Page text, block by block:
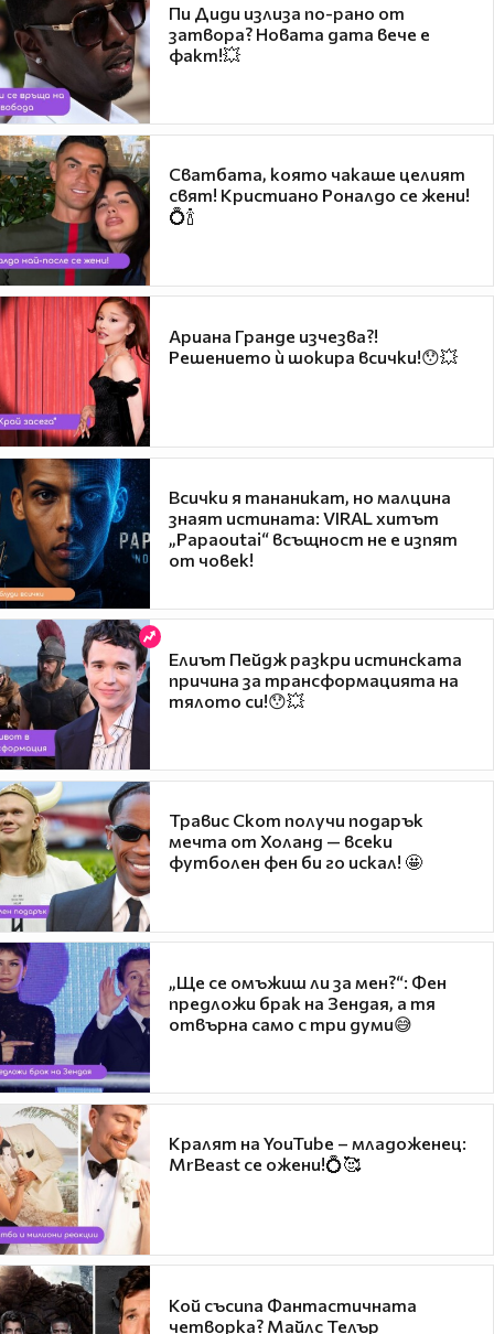
Пи Диди излиза по-рано от
затвора? Новата дата вече е
факт!💥
Сватбата, която чакаше целият
свят! Кристиано Роналдо се жени!
💍🍾
Ариана Гранде изчезва?!
Решението ѝ шокира всички!😯💥
Всички я тананикат, но малцина
знаят истината: VIRAL хитът
„Papaoutai“ всъщност не е изпят
от човек!
Елиът Пейдж разкри истинската
причина за трансформацията на
тялото си!😯💥
Травис Скот получи подарък
мечта от Холанд — всеки
футболен фен би го искал! 🤩
„Ще се омъжиш ли за мен?“: Фен
предложи брак на Зендая, а тя
отвърна само с три думи😅
Кралят на YouTube – младоженец:
MrBeast се ожени!💍🥰
Кой съсипа Фантастичната
четворка? Майлс Телър